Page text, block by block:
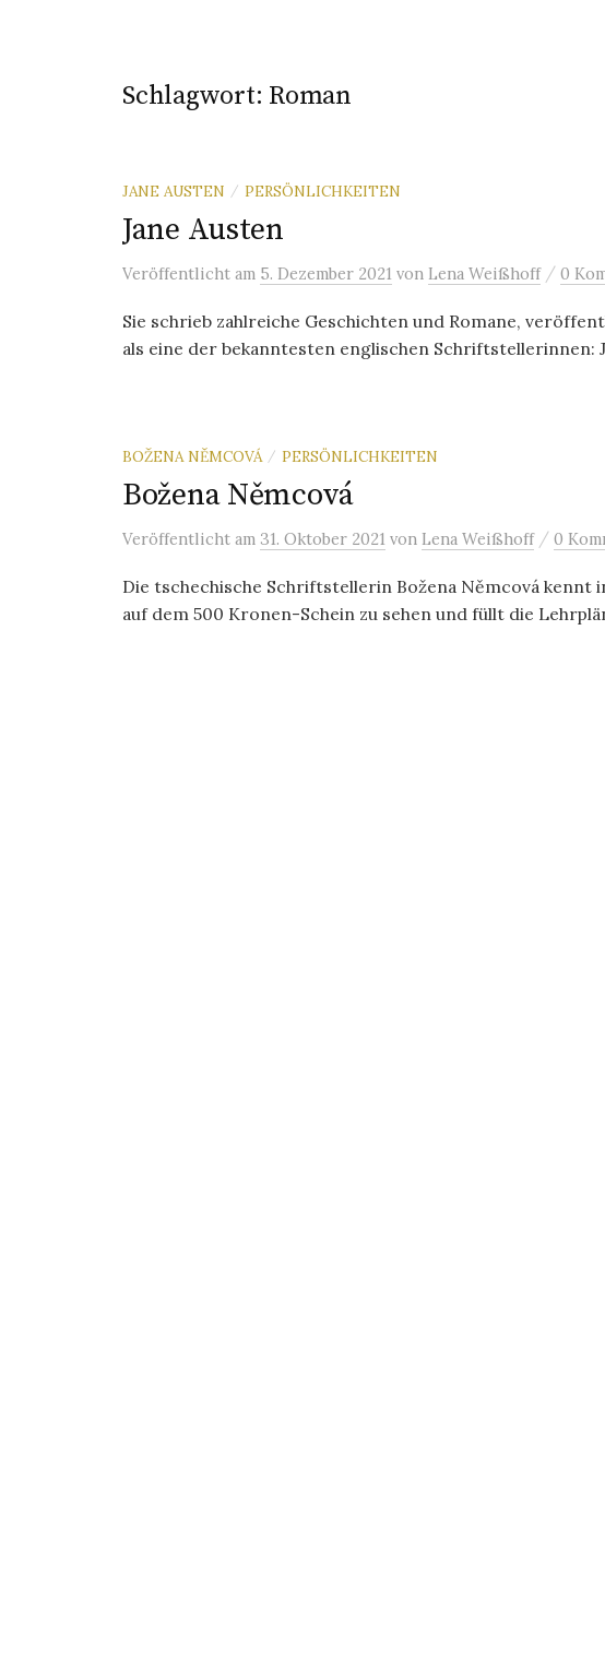
Schlagwort: Roman
JANE AUSTEN / PERSÖNLICHKEITEN
Jane Austen
Veröffentlicht am 5. Dezember 2021 von Lena Weißhoff / 0
Sie schrieb zahlreiche Geschichten und Romane,
als eine der bekanntesten englischen Schriftstellerinnen:
BOŽENA NĚMCOVÁ / PERSÖNLICHKEITEN
Božena Němcová
Veröffentlicht am 31. Oktober 2021 von Lena Weißhoff / 0
Die tschechische Schriftstellerin Božena Němcová kennt
auf dem 500 Kronen-Schein zu sehen und füllt die